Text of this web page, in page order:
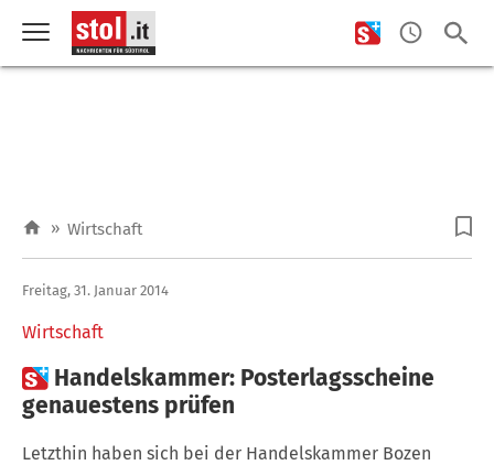
» Wirtschaft
Wirtschaft
Freitag, 31. Januar 2014
 Handelskammer: Posterlagsscheine
genauestens prüfen
Letzthin haben sich bei der Handelskammer Bozen